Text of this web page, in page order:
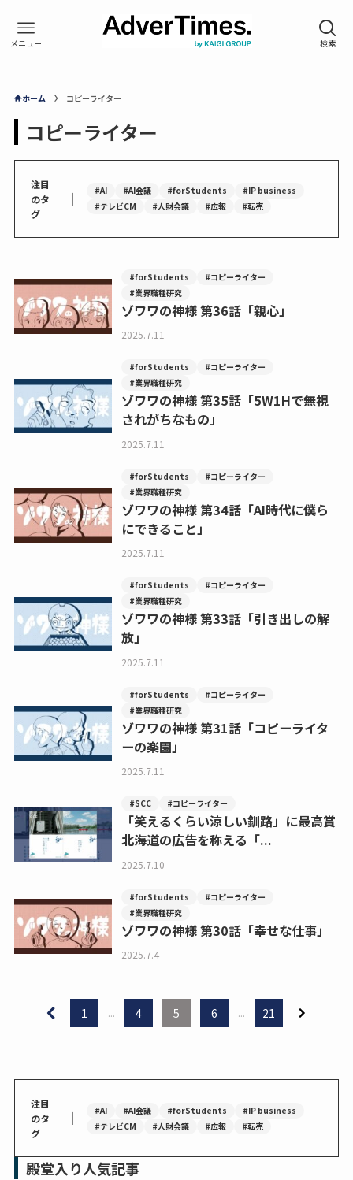
ホーム コピーライター
コピーライター
注目
のタ
グ
｜ #AI #AI会議 #forStudents
#IP business
#テレビCM
#人財会議 #広報 #転売
#forStudents
#コピーライター
#業界職種研究
ゾワワの神様 第36話「親心」
2025.7.11
#forStudents
#コピーライター
#業界職種研究
ゾワワの神様 第35話「5W1Hで無視
されがちなもの」
2025.7.11
#forStudents
#コピーライター
#業界職種研究
ゾワワの神様 第34話「AI時代に僕ら
にできること」
2025.7.11
#forStudents
#コピーライター
#業界職種研究
ゾワワの神様 第33話「引き出しの解
放」
2025.7.11
#forStudents
#コピーライター
#業界職種研究
ゾワワの神様 第31話「コピーライタ
ーの楽園」
2025.7.11
#SCC #コピーライター
「笑えるくらい涼しい釧路」に最高賞
北海道の広告を称える「...
2025.7.10
#forStudents
#コピーライター
#業界職種研究
ゾワワの神様 第30話「幸せな仕事」
2025.7.4
1 ... 4 5 6 ... 21
注目
のタ
グ
｜ #AI #AI会議 #forStudents
#IP business
#テレビCM
#人財会議 #広報 #転売
殿堂入り人気記事